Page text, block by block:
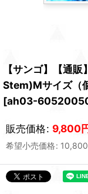
【サンゴ】【通
Stem)Mサイズ（
[ah03-
販売価格: 9,800
希望小売価格: 10,800